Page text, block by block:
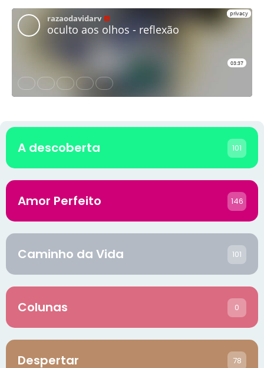
A descoberta 101
Amor Perfeito 146
Caminho da Vida 101
Colunas 0
Despertar 78